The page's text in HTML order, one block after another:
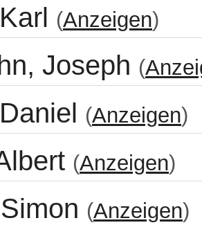
(Anzeigen)
Joseph (
(Anzeigen)
(Anzeigen)
(Anzeigen)